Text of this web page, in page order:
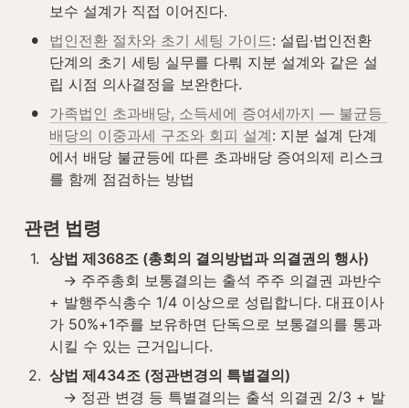
보수 설계가 직접 이어진다.
• 법인전환 절차와 초기 세팅 가이드: 설립·법인전환
단계의 초기 세팅 실무를 다뤄 지분 설계와 같은 설
립 시점 의사결정을 보완한다.
•
가족법인 초과배당, 소득세에 증여세까지 — 불균등
배당의 이중과세 구조와 회피 설계: 지분 설계 단계
에서 배당 불균등에 따른 초과배당 증여의제 리스크
를 함께 점검하는 방법
관련 법령
1. 상법 제368조 (총회의 결의방법과 의결권의 행사)
+ 발행주식총수 1/4 이상으로 성립합니다. 대표이사
가 50%+1주를 보유하면 단독으로 보통결의를 통과
시킬 수 있는 근거입니다.
2. 상법 제434조 (정관변경의 특별결의)